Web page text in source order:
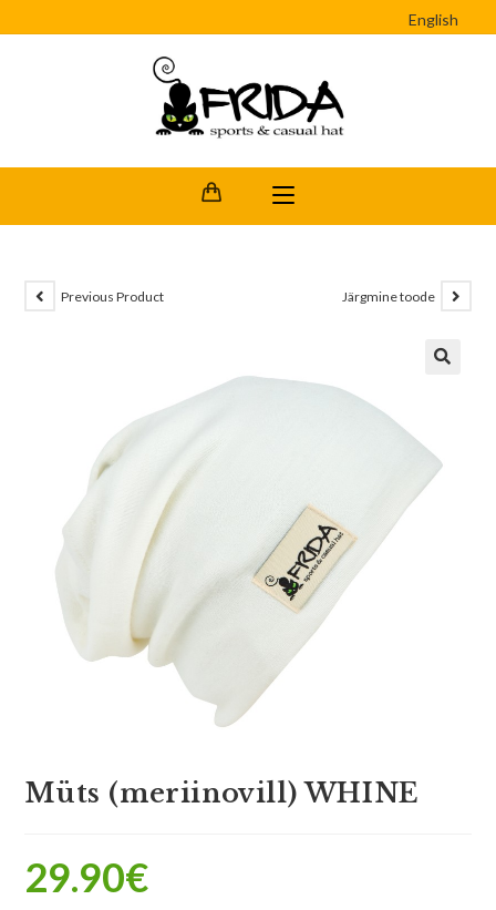
English
Previous Product Järgmine toode
Müts (meriinovill) WHINE
29.90€